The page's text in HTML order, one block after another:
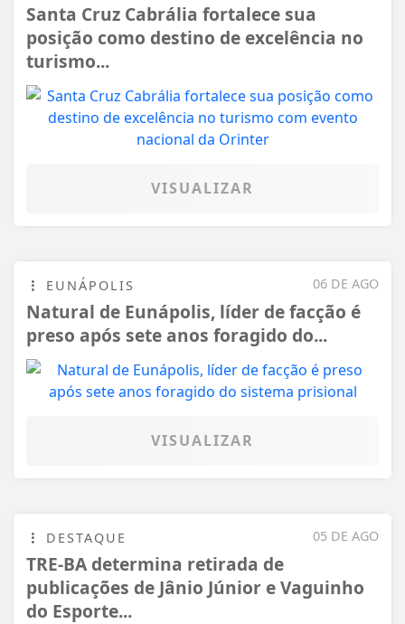
Santa Cruz Cabrália fortalece sua
posição como destino de excelência no
turismo...
VISUALIZAR
06 DE AGO
EUNÁPOLIS
Natural de Eunápolis, líder de facção é
preso após sete anos foragido do...
VISUALIZAR
05 DE AGO
DESTAQUE
TRE-BA determina retirada de
publicações de Jânio Júnior e Vaguinho
do Esporte...